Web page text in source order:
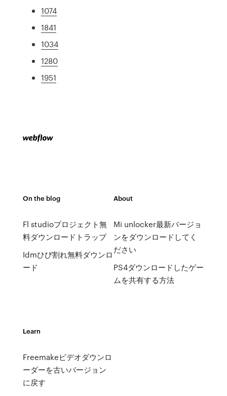
1074
1841
1034
1280
1951
On the blog
Fl studioプロジェクト無
料ダウンロードトラップ
Idmひび割れ無料ダウンロ
ード
About
Mi unlocker最新バージョ
ンをダウンロードしてく
ださい
PS4ダウンロードしたゲー
ムを共有する方法
Learn
Freemakeビデオダウンロ
ーダーを古いバージョン
に戻す